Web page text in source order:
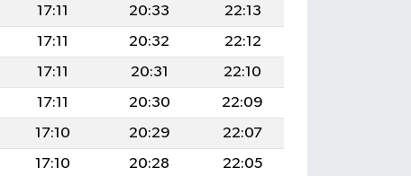
17:11 20:33
22:13
17:11 20:32
22:12
17:11 20:31
22:10
17:11 20:30
22:09
17:10 20:29
22:07
17:10 20:28
22:05